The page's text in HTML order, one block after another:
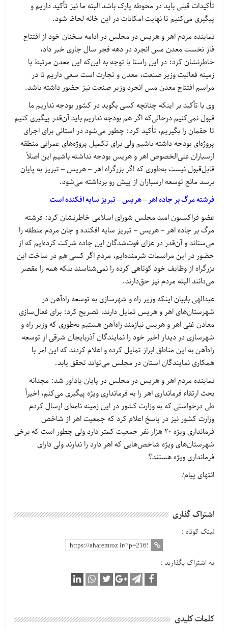
تأکیدات قبلی باید در محوطه پارک باشد البته ما نیز تأکید داریم و
پیگیری می‌کنیم تا نهایت امکانات در این خانه لحاظ شود.
نماینده مردم اهر و هریس در مجلس در ادامه سخنان خود از افتتاح
فاز نخست معدن مس انجرد در دهه فجر سال جاری خبر داد،
خاطرنشان کرد: در این راستا با توجه به این‌که این معدن مرتبط با
زمینه فعالیت وزیر صنعت، معدن و تجارت است سعی داریم تا در
مراسم افتتاح معدن مس انجرد وزیر صنعت نیز حضور داشته باشد.
وی با تأکید بر اینکه چنانچه کسی بگوید در کشور بودجه نداریم ما
قبول نمی‌کنیم درحالی‌که اگر هم بودجه نداریم باید آن‌قدر پیگیری کنیم
تا حقمان را بگیریم، تأکید کرد: چطور می‌شود در استانی برای اجرای
پروژه‌ای بودجه داشته باشیم ولی برای تکمیل پروژه‌های عمرانی منطقه
ارسباران علی‌الخصوص اهر و هریس بودجه نداشته باشیم این اصلاً
قابل‌قبول نیست به‌طوری که اگر بزرگراه اهر – هریس – تبریز به پایان
برسد مانع توسعه ارسباران از پیش رو برداشته می‌شود.
فرشته مرگ بر جاده اهر – هریس – تبریز سایه افکنده است
عضو فراکسیون امید مجلس شورای اسلامی خاطرنشان کرد: فرشته
مرگ بر جاده اهر – هریس – تبریز سایه افکنده و جان مردم منطقه را
می‌ستاند و آن‌قدر در عزای فوت‌شدگان این جاده شرکت کرده‌ایم که از
حضور در این مراسمات شرمنده‌ایم، مردم اگر کسی هم در ساخت این
بزرگراه از وظایف خود کوتاهی کرده را نمی‌شناسند بلکه همه را مقصر
می‌دانند البته مردم نیز حق‌دارند.
عبدالهی بابیان اینکه وزیر راه و شهرسازی به توسعه راه‌آهن در
شهرستان‌های اهر و هریس تمایل دارند، تصریح کرد: برای فعال‌سازی
معادن غنی اهر و هریس نیازمند راه‌آهن هستیم به‌طوری که وزیر راه و
شهرسازی در دیدار اخیر خود را نمایندگان آذربایجان شرقی از توسعه
راه‌آهن به این مناطق ابراز تمایل کرده و اعلام کردند که این امر با
همکاری نمایندگان استان در مجلس می‌تواند تحقق یابد.
نماینده مردم اهر و هریس در مجلس در پایان یادآور شد: مجدانه
بحث ارتقاء فرمانداری اهر را به فرمانداری ویژه پیگیری می‌کنم، اخیراً
طی درخواستی که به وزارت کشور در این زمینه نامه‌ای ارسال کردم
وزارت کشور نیز در پاسخ اعلام کرد که جمعیت اهر از شاخص
فرمانداری ویژه 20 هزار نفر جمعیت کمتر دارد ولی چطور است که برخی
شهرستان‌های ویژه شاخص‌هایی که اهر دارد را ندارند ولی دارای
فرمانداری ویژه هستند؟
انتهای پیام/
اشتراک گذاری
لینک کوتاه :
به اشتراک بگذارید :
کلمات کلیدی